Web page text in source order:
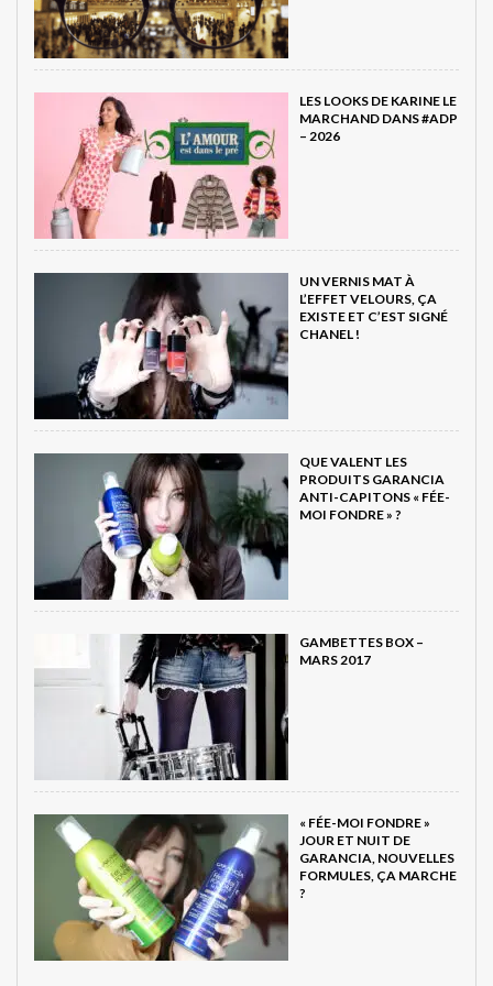
LES LOOKS DE KARINE LE
MARCHAND DANS #ADP
– 2026
UN VERNIS MAT À
L’EFFET VELOURS, ÇA
EXISTE ET C’EST SIGNÉ
CHANEL !
QUE VALENT LES
PRODUITS GARANCIA
ANTI-CAPITONS « FÉE-
MOI FONDRE » ?
GAMBETTES BOX –
MARS 2017
« FÉE-MOI FONDRE »
JOUR ET NUIT DE
GARANCIA, NOUVELLES
FORMULES, ÇA MARCHE
?